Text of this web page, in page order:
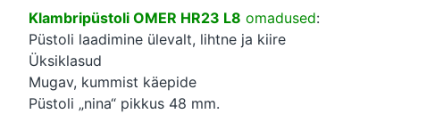
Klambripüstoli OMER HR23 L8 omadused:
Püstoli laadimine ülevalt, lihtne ja kiire
Üksiklasud
Mugav, kummist käepide
Püstoli „nina“ pikkus 48 mm.